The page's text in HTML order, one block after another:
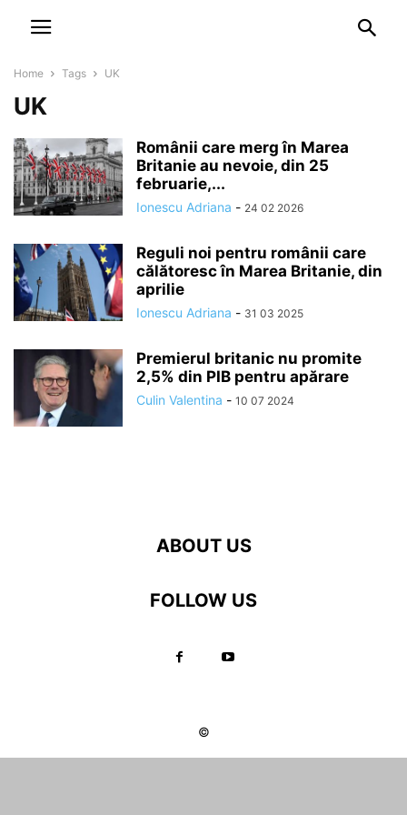
Home Tags UK
UK
Românii care merg în Marea
Britanie au nevoie, din 25
februarie,...
Ionescu Adriana - 24 02 2026
Reguli noi pentru românii care
călătoresc în Marea Britanie, din
aprilie
Ionescu Adriana - 31 03 2025
Premierul britanic nu promite
2,5% din PIB pentru apărare
Culin Valentina - 10 07 2024
ABOUT US
FOLLOW US
©